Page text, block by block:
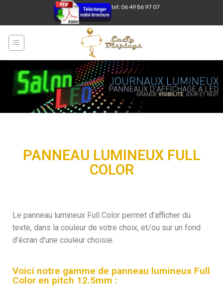
tel: 06 49 86 97 07
PANNEAU LUMINEUX FULL
COLOR
Le panneau lumineux Full Color permet d’afficher du
texte, dans la couleur de votre choix, et/ou sur un fond
d’écran d’une couleur choisie.
Voici notre gamme de panneau lumineux Full
Color en pitch 12.5mm :